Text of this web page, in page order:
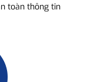
toàn thông tin